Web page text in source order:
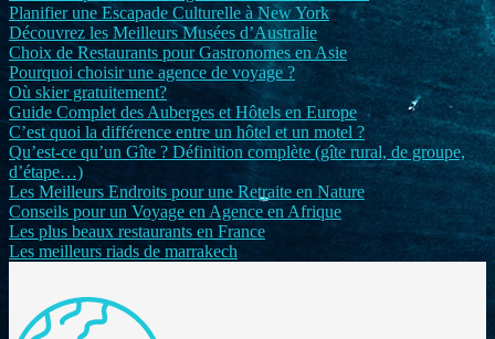
Planifier une Escapade Culturelle à New York
Découvrez les Meilleurs Musées d’Australie
Choix de Restaurants pour Gastronomes en Asie
Pourquoi choisir une agence de voyage ?
Où skier gratuitement?
Guide Complet des Auberges et Hôtels en Europe
C’est quoi la différence entre un hôtel et un motel ?
Qu’est-ce qu’un Gîte ? Définition complète (gîte rural, de groupe,
d’étape…)
Les Meilleurs Endroits pour une Retraite en Nature
Conseils pour un Voyage en Agence en Afrique
Les plus beaux restaurants en France
Les meilleurs riads de marrakech